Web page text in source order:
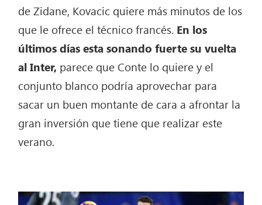
de Zidane, Kovacic quiere más minutos de los
que le ofrece el técnico francés. En los
últimos días esta sonando fuerte su vuelta
al Inter, parece que Conte lo quiere y el
conjunto blanco podría aprovechar para
sacar un buen montante de cara a afrontar la
gran inversión que tiene que realizar este
verano.